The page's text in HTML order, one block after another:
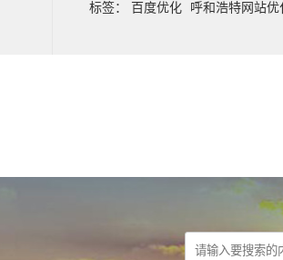
标签： 百度优化 呼和浩特网站优